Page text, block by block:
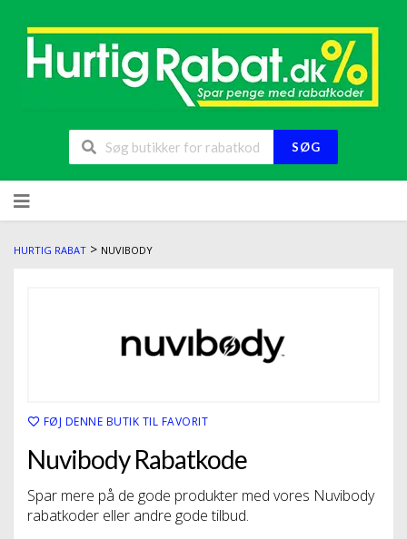
SØG
HURTIG RABAT > NUVIBODY
FØJ DENNE BUTIK TIL FAVORIT
Nuvibody Rabatkode
Spar mere på de gode produkter med vores Nuvibody
rabatkoder eller andre gode tilbud.